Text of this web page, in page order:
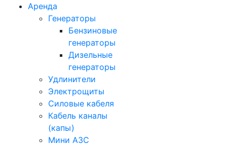
Аренда
Генераторы
Бензиновые
генераторы
Дизельные
генераторы
Удлинители
Электрощиты
Силовые кабеля
Кабель каналы
(капы)
Мини АЗС